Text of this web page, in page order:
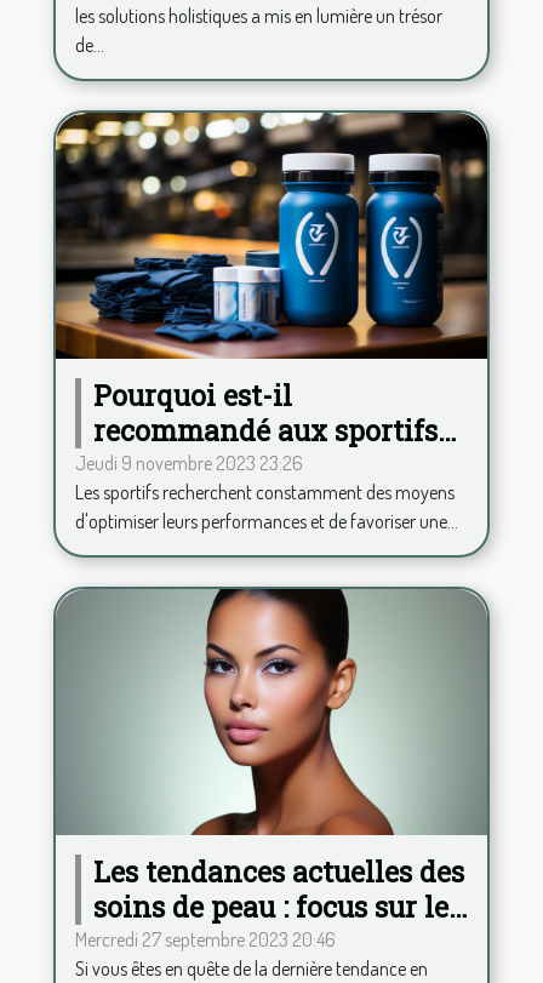
les solutions holistiques a mis en lumière un trésor
de...
Pourquoi est-il
recommandé aux sportifs
de consommer de la
phycocyanine ?
Jeudi 9 novembre 2023 23:26
Les sportifs recherchent constamment des moyens
d'optimiser leurs performances et de favoriser une...
Les tendances actuelles des
soins de peau : focus sur le
Hydrafacial
Mercredi 27 septembre 2023 20:46
Si vous êtes en quête de la dernière tendance en